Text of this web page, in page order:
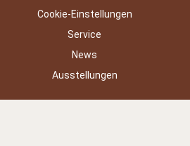
Cookie-Einstellungen
Service
News
Ausstellungen